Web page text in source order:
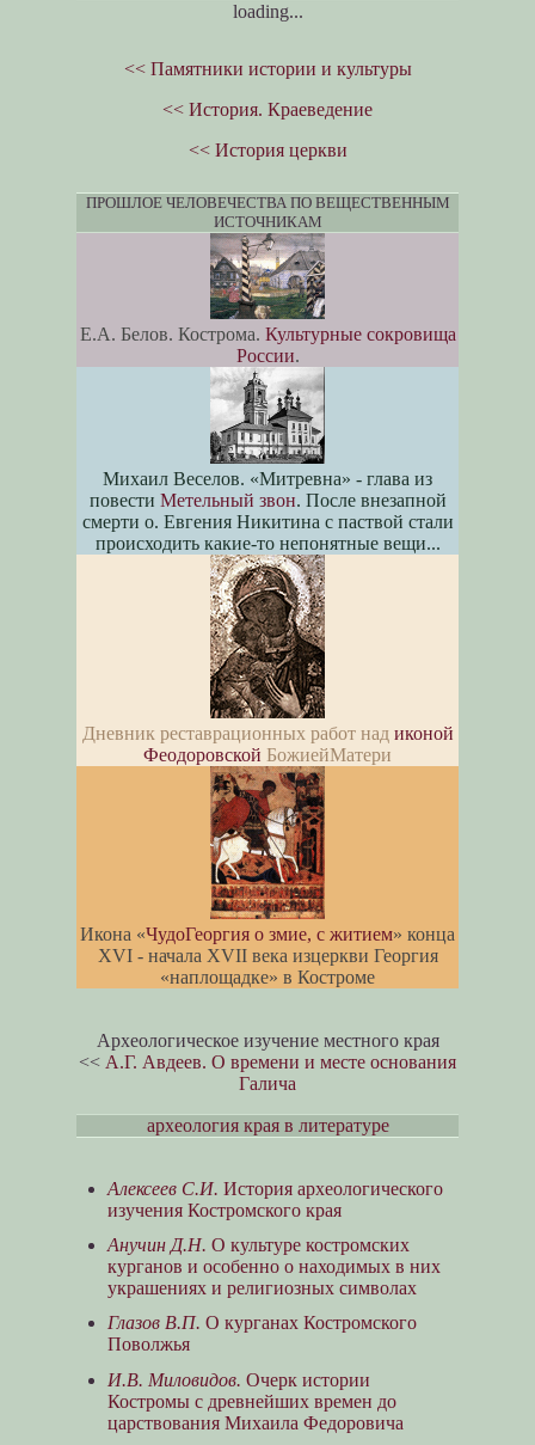
loading...
<< Памятники истории и культуры
<< История. Краеведение
<< История церкви
ПРОШЛОЕ ЧЕЛОВЕЧЕСТВА ПО ВЕЩЕСТВЕННЫМ
ИСТОЧНИКАМ
Е.А. Белов. Кострома. Культурные сокровища
России.
Михаил Веселов. «Митревна» - глава из
повести Метельный звон. После внезапной
смерти о. Евгения Никитина с паствой стали
происходить какие-то непонятные вещи...
Дневник реставрационных работ над иконой
Феодоровской БожиейМатери
Икона «ЧудоГеоргия о змие, с житием» конца
XVI - начала XVII века изцеркви Георгия
«наплощадке» в Костроме
Археологическое изучение местного края
<< А.Г. Авдеев. О времени и месте основания
Галича
археология края в литературе
Алексеев С.И. История археологического
изучения Костромского края
Анучин Д.Н. О культуре костромских
курганов и особенно о находимых в них
украшениях и религиозных символах
Глазов В.П. О курганах Костромского
Поволжья
И.В. Миловидов. Очерк истории
Костромы с древнейших времен до
царствования Михаила Федоровича